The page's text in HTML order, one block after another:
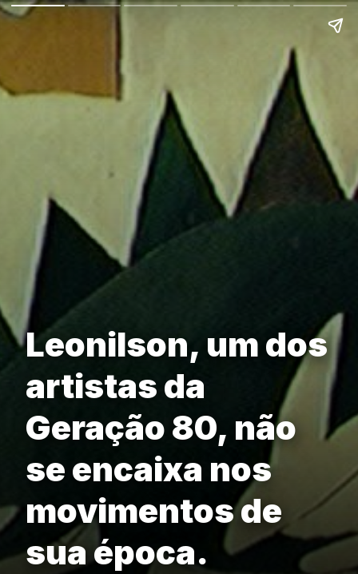
Leonilson, um dos
artistas da
Geração 80, não
se encaixa nos
movimentos de
sua época.